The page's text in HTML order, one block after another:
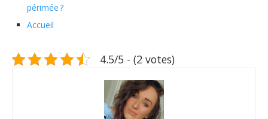
périmée ?
Accueil
4.5/5 - (2 votes)